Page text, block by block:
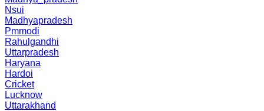
Nsui
Madhyapradesh
Pmmodi
Rahulgandhi
Uttarpradesh
Haryana
Hardoi
Cricket
Lucknow
Uttarakhand